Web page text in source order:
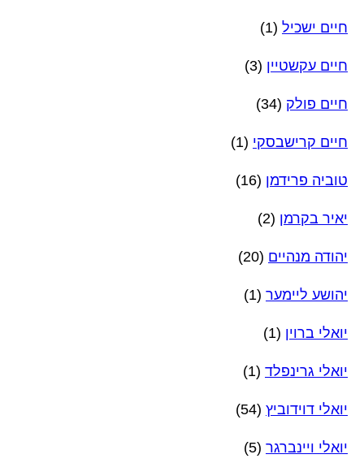
חיים ישכיל (1)
חיים עקשטיין (3)
חיים פולק (34)
חיים קרישבסקי (1)
טוביה פרידמן (16)
יאיר בקרמן (2)
יהודה מנהיים (20)
יהושע ליימער (1)
יואלי ברוין (1)
יואלי גרינפלד (1)
יואלי דוידוביץ (54)
יואלי ויינברגר (5)